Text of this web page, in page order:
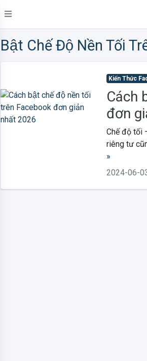
Bật Chế Độ Nền Tối
Kiến Thức
Cách
đơn
Chế độ tối
riêng tư
»
2024-06-